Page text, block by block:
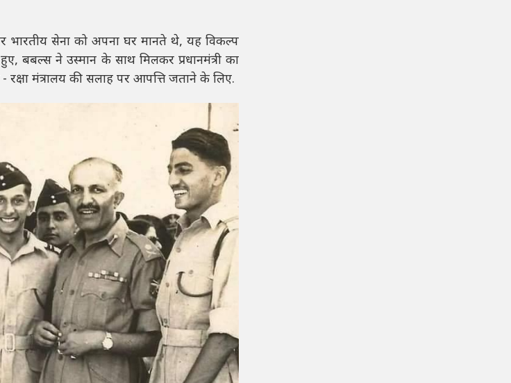
भारतीय सेना को अपना घर मानते थे, यह विकल्प
बबल्स ने उस्मान के साथ मिलकर प्रधानमंत्री का
मंत्रालय की सलाह पर आपत्ति जताने के लिए.